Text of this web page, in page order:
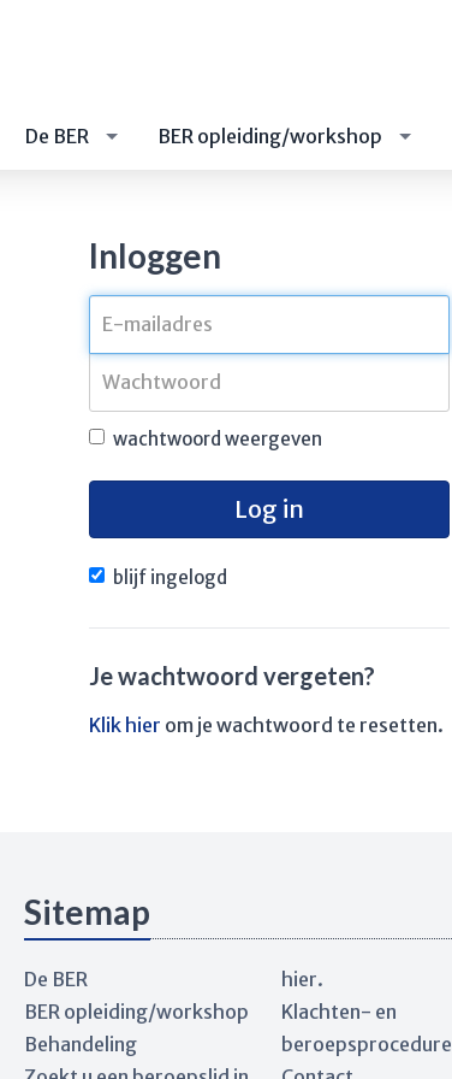
De BER BER opleiding/workshop
Inloggen
wachtwoord weergeven
Log in
blijf ingelogd
Je wachtwoord vergeten?
Klik hier om je wachtwoord te resetten.
Sitemap
De BER
BER opleiding/workshop
Behandeling
hier.
Klachten- en
beroepsprocedure